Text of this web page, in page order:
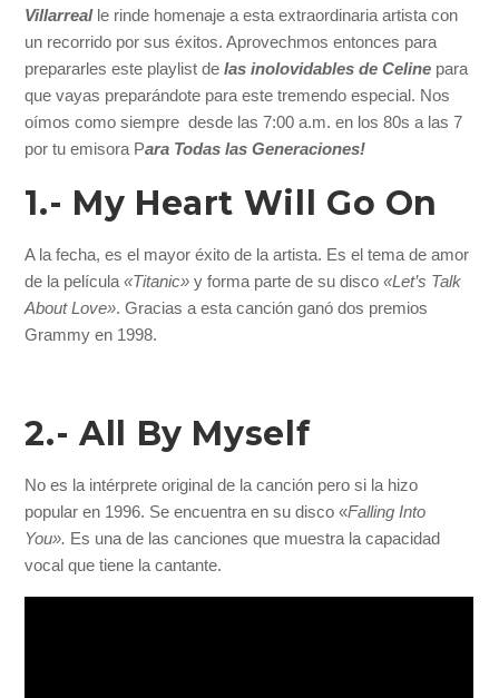
Villarrealle rinde homenaje a esta extraordinaria artista con
un recorrido por sus éxitos. Aprovechmos entonces para
prepararles este playlist delas inolovidables de Celine para
que vayas preparándote para este tremendo especial. Nos
oímos como siempre desde las 7:00 a.m. en los 80s a las 7
por tu emisora Para Todas las Generaciones!
1.- My Heart Will Go On
A la fecha, es el mayor éxito de la artista. Es el tema de amor
de la película«Titanic» y forma parte de su disco«Let’s Talk
About Love». Gracias a esta canción ganó dos premios
Grammy en 1998.
2.- All By Myself
No es la intérprete original de la canción pero si la hizo
popular en 1996. Se encuentra en su disco «Falling Into
You». Es una de las canciones que muestra la capacidad
vocal que tiene la cantante.